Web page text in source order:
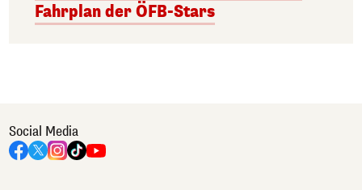
Fahrplan der ÖFB-Stars
Social Media